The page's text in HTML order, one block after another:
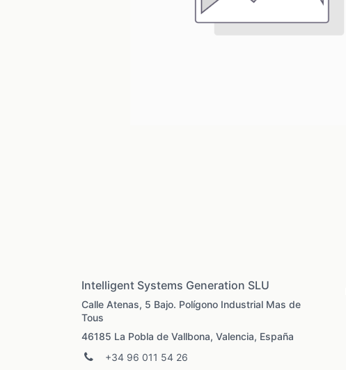
Intelligent Systems Generation SLU
Calle Atenas, 5 Bajo. Polígono Industrial Mas de
Tous
46185 La Pobla de Vallbona, Valencia, España
+34 96 011 54 26